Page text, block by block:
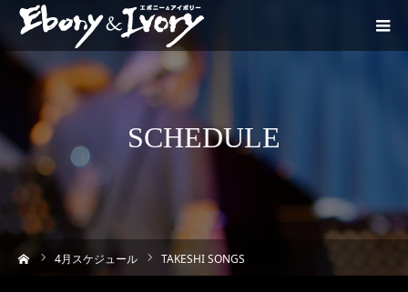
SCHEDULE
4月スケジュール TAKESHI SONGS